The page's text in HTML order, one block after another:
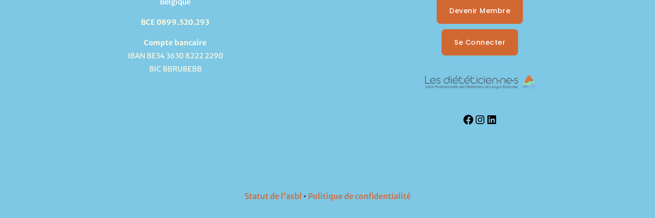
BCE 0899.520.293
Compte bancaire
IBAN BE34 3630 8222 2290
BIC BBRUBEBB
Devenir Membre
Se Connecter
Statut de l'asbl • Politique de confidentialité